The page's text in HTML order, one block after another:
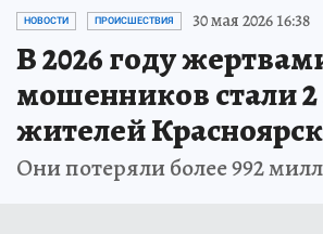
НОВОСТИ ПРОИСШЕСТВИЯ 30 мая 2026 16:38
В 2026 году
мошенников стали 2
жителей
Они потеряли более 992